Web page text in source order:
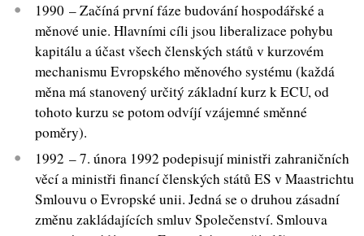
1990 – Začíná první fáze budování hospodářské a
měnové unie. Hlavními cíli jsou liberalizace pohybu
kapitálu a účast všech členských států v kurzovém
mechanismu Evropského měnového systému (každá
měna má stanovený určitý základní kurz k ECU, od
tohoto kurzu se potom odvíjí vzájemné směnné
poměry).
1992 – 7. února 1992 podepisují ministři zahraničních
věcí a ministři financí členských států ES v Maastrichtu
Smlouvu o Evropské unii. Jedná se o druhou zásadní
změnu zakládajících smluv Společenství. Smlouva